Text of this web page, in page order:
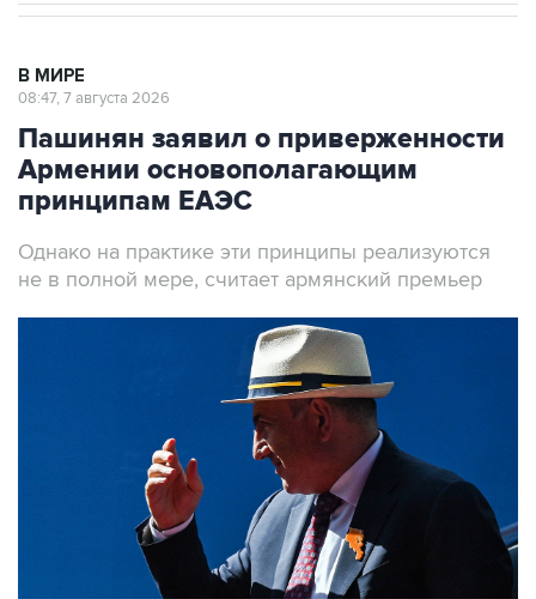
В МИРЕ
08:47, 7 августа 2026
Пашинян заявил о приверженности
Армении основополагающим
принципам ЕАЭС
Однако на практике эти принципы реализуются
не в полной мере, считает армянский премьер